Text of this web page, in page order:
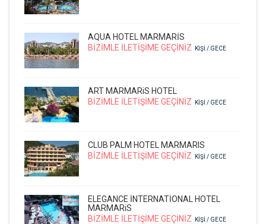
AQUA HOTEL MARMARİS
BİZİMLE İLETİŞİME GEÇİNİZ
KIŞI / GECE
ART MARMARiS HOTEL
BİZİMLE İLETİŞİME GEÇİNİZ
KIŞI / GECE
CLUB PALM HOTEL MARMARIS
BİZİMLE İLETİŞİME GEÇİNİZ
KIŞI / GECE
ELEGANCE İNTERNATİONAL HOTEL
MARMARiS
BİZİMLE İLETİŞİME GEÇİNİZ
KIŞI / GECE